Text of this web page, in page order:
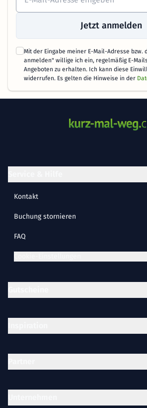
Jetzt anmelden
Mit der Eingabe meiner E-Mail-Adresse bzw.
anmelden" willige ich ein, regelmäßig E-
Angeboten zu erhalten. Ich kann diese
widerrufen. Es gelten die Hinweise in der
Kontakt
Buchung stornieren
FAQ